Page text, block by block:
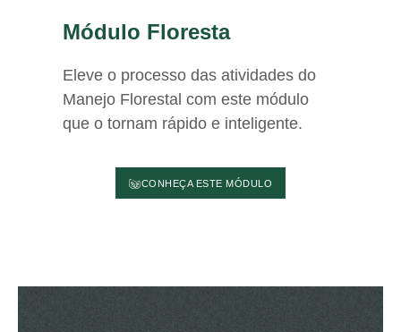
Módulo Floresta
Eleve o processo das atividades do
Manejo Florestal com este módulo
que o tornam rápido e inteligente.
CONHEÇA ESTE MÓDULO